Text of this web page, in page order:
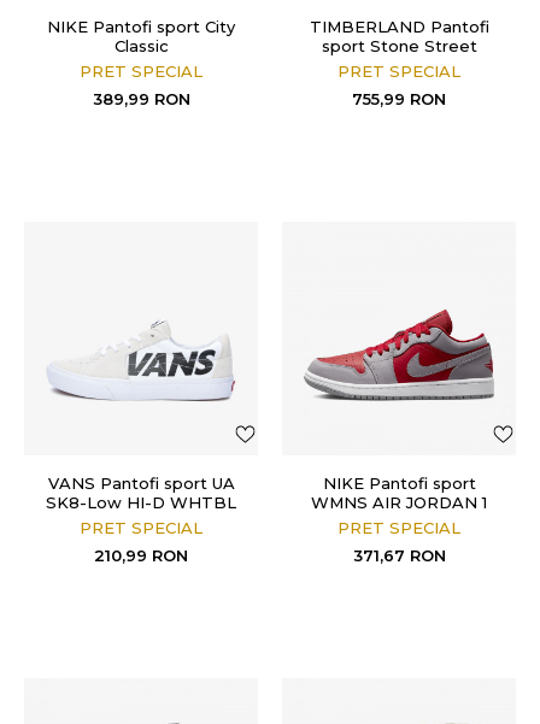
NIKE Pantofi sport City
Classic
PRET SPECIAL
389,99 RON
TIMBERLAND Pantofi
sport Stone Street
PRET SPECIAL
755,99 RON
VANS Pantofi sport UA
SK8-Low HI-D WHTBL
PRET SPECIAL
210,99 RON
NIKE Pantofi sport
WMNS AIR JORDAN 1
LOW SE
PRET SPECIAL
371,67 RON